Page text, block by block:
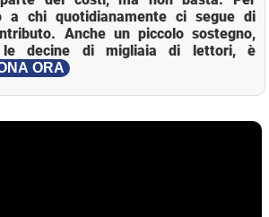
a chi quotidianamente ci segue di
Anche un piccolo sostegno,
le decine di migliaia di lettori, è
ORA